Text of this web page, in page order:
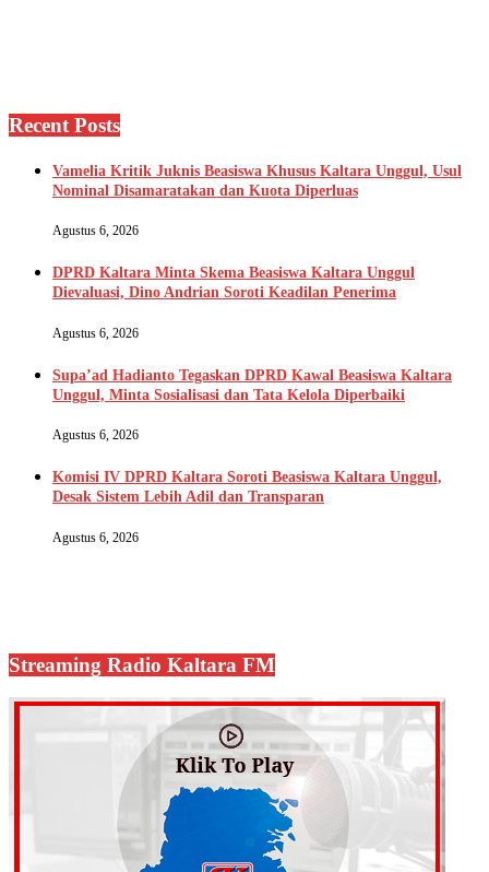
Recent Posts
Vamelia Kritik Juknis Beasiswa Khusus Kaltara Unggul, Usul
Nominal Disamaratakan dan Kuota Diperluas
Agustus 6, 2026
DPRD Kaltara Minta Skema Beasiswa Kaltara Unggul
Dievaluasi, Dino Andrian Soroti Keadilan Penerima
Agustus 6, 2026
Supa’ad Hadianto Tegaskan DPRD Kawal Beasiswa Kaltara
Unggul, Minta Sosialisasi dan Tata Kelola Diperbaiki
Agustus 6, 2026
Komisi IV DPRD Kaltara Soroti Beasiswa Kaltara Unggul,
Desak Sistem Lebih Adil dan Transparan
Agustus 6, 2026
Streaming Radio Kaltara FM